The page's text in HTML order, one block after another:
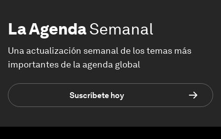
La AgendaSemanal
Una actualización semanal de los temas más
importantes de la agenda global
Suscríbete hoy